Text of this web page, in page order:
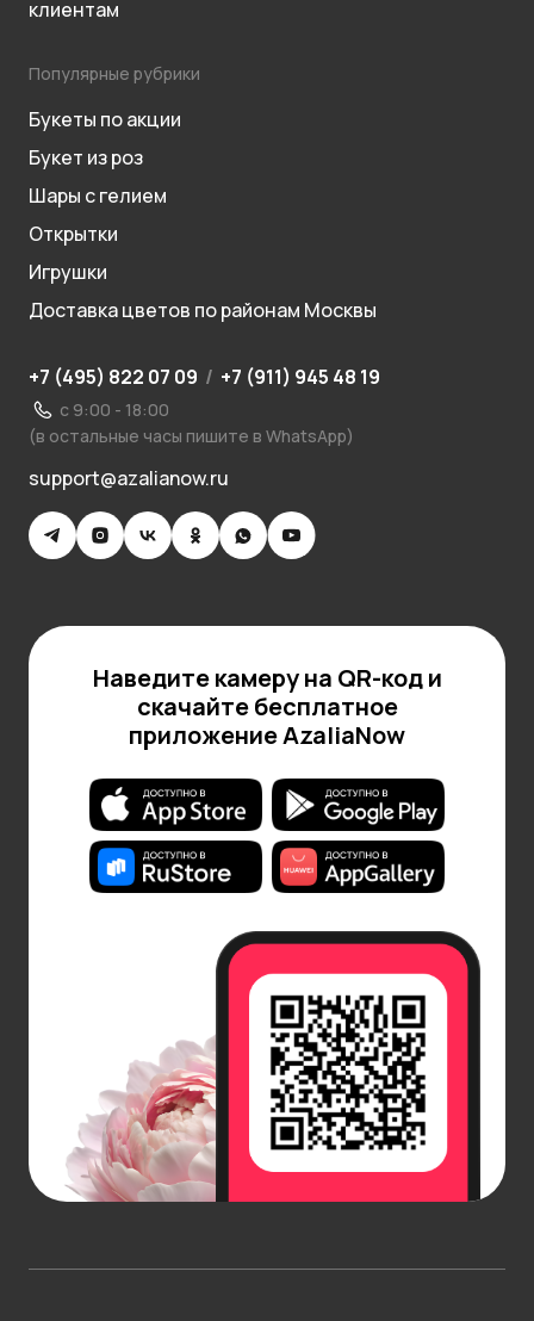
клиентам
Популярные рубрики
Букеты по акции
Букет из роз
Шары с гелием
Открытки
Игрушки
Доставка цветов по районам Москвы
+7 (495) 822 07 09 / +7 (911) 945 48 19
с 9:00 - 18:00
(в остальные часы пишите в WhatsApp)
support@azalianow.ru
Наведите камеру на QR-код и
скачайте бесплатное
приложение AzaliaNow